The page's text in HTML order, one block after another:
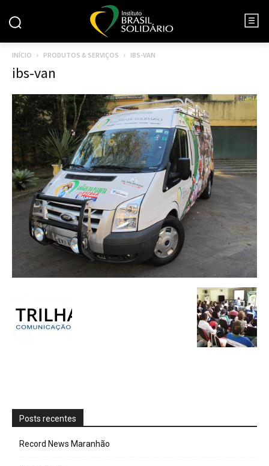
INÍCIO PRODUTOS & SERVIÇOS IBS-VAN
ibs-van
Posts recentes
Record News Maranhão